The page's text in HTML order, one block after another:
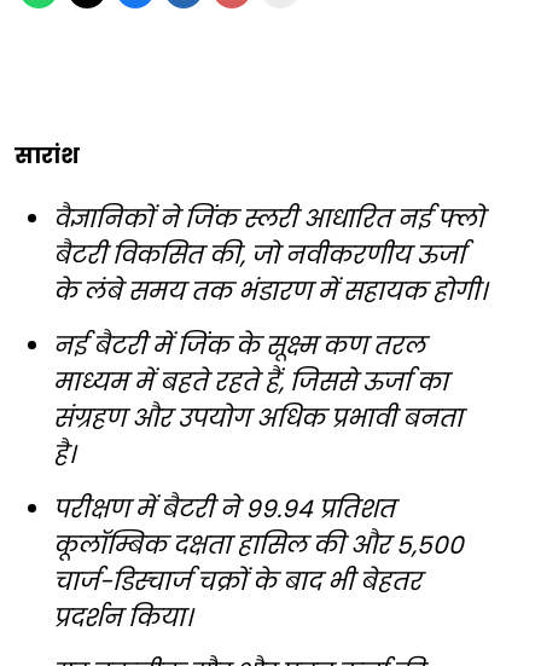
सारांश
वैज्ञानिकों ने जिंक स्लरी आधारित नई फ्लो
बैटरी विकसित की, जो नवीकरणीय ऊर्जा
के लंबे समय तक भंडारण में सहायक होगी।
नई बैटरी में जिंक के सूक्ष्म कण तरल
माध्यम में बहते रहते हैं, जिससे ऊर्जा का
संग्रहण और उपयोग अधिक प्रभावी बनता
है।
परीक्षण में बैटरी ने 99.94 प्रतिशत
कूलॉम्बिक दक्षता हासिल की और 5,500
चार्ज-डिस्चार्ज चक्रों के बाद भी बेहतर
प्रदर्शन किया।